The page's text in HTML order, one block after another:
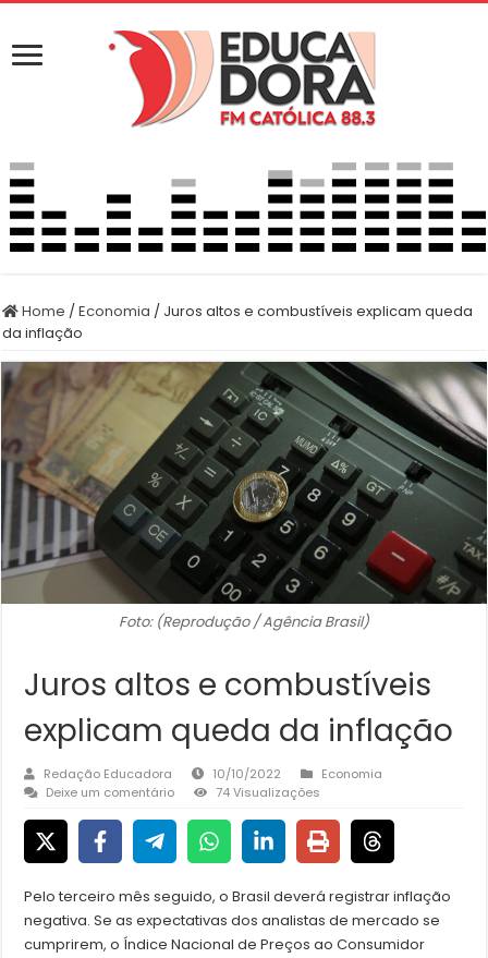
Home /Economia / Juros altos e combustíveis explicam queda
da inflação
Foto: (Reprodução / Agência Brasil)
Juros altos e combustíveis
explicam queda da inflação
Redação Educadora 10/10/2022
Economia
Deixe um comentário
74 Visualizações
Pelo terceiro mês seguido, o Brasil deverá registrar inflação
negativa. Se as expectativas dos analistas de mercado se
cumprirem, o Índice Nacional de Preços ao Consumidor